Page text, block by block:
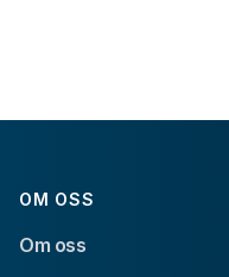
OM OSS
Om oss